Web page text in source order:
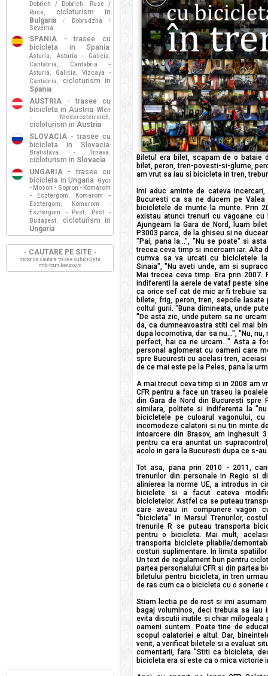
Biletul era bilet, scapam de o bataie
bilet, peron, tren-povesti-si-glume,
am vrut sa iau si bicicleta in tren,
Imi aduc aminte de cateva
Bucuresti ca sa ne ducem pe
bicicletele de munte la munte. Prin
existau atunci trenuri cu vagoane
Ajungeam la Gara de Nord, luam
P3003 parca, de la ghiseu si ne
"Pai, pana la...", "Nu se poate" si
trecea ceva timp si incercam iar. Alta
cumva sa va urcati cu bicicletele
Sinaia", "Nu aveti unde, am si
Mai trecea ceva timp. Era prin
indiferenti la aerele de vataf peste
ca orice sef cat de mic ar fi trebuie
bilete, frig, peron, tren, sepcile
coltul gurii. "Buna dimineata, unde
"De asta zic, unde putem sa ne
da, ca dumneavoastra stiti cel mai
dupa locomotiva, dar sa nu...", "Nu,
perfect, hai ca ne urcam..." Asta a
personal aglomerat cu oameni care
spre Bucuresti cu acelasi tren,
de ce mai este pe la Peles, pana la
A mai trecut ceva timp si in 2008 am
CFR pentru a face un traseu la
din Gara de Nord din Bucuresti spre
similara, politete si indiferenta la
bicicletele pe culoarul vagonului,
incomodeze calatorii si nu tin minte
intoarcere din Brasov, am inghesuit
pentru ca era anuntat un
acolo in gara la Bucuresti dupa ce s-
Tot asa, pana prin 2010 - 2011,
trenurilor din personale in Regio si
alinierea la norme UE, a introdus in
biciclete si a facut cateva
bicicletelor. Astfel ca se puteau
care aveau in compunere vagon
"bicicleta" in Mersul Trenurilor,
trenurile R se puteau transporta
pentru o bicicleta. Mai mult,
transporta biciclete pliabile/
costuri suplimentare. In limita
Un text de regulament bun pentru
partea personalului CFR si din partea
biletului pentru bicicleta, in tren
de ras cum ca o bicicleta cu o
Stiam lectia pe de rost si imi
bagaj voluminos, deci trebuia sa
evita discutii inutile si chiar milogeala
oameni suntem. Poate tine de
scopul calatoriei e altul. Dar,
venit, a verificat biletele si a evaluat
comentarii, fara "Stiti ca bicicleta,
bicicleta era si este ca o mica victorie
Dobrich / Dobrich ,
Ruse /
Ruse,
cicloturism in
Bulgaria
/ Dobrudzha /
Severna
SPANIA - trasee cu
bicicleta in Spania:
Asturia , Asturia - Galicia ,
Cantabria ,
Cantabria -
Asturia , Galicia ,
Vizcaya -
Cantabria ,
cicloturism in
Spania
AUSTRIA - trasee cu
bicicleta in Austria: Wien
- Niederosterreich ,
cicloturism in Austria
SLOVACIA - trasee cu
bicicleta in Slovacia:
Bratislava - Trnava ,
cicloturism in Slovacia
UNGARIA - trasee cu
bicicleta in Ungaria: Gyor
- Moson - Sopron - Komarom
- Esztergom ,
Komarom -
Esztergom ,
Komarom -
Esztergom - Pest,
Pest -
Budapest,
cicloturism in
Ungaria
CAUTARE PE SITE
motor de cautare trasee cu bicicleta
mtb-tours.kerucov.ro